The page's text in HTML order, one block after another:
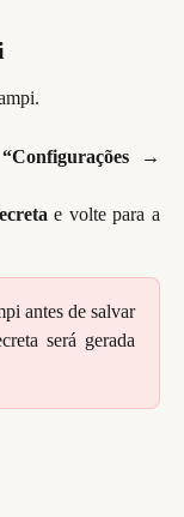
“Configurações →
e volte para a
antes de salvar
será gerada